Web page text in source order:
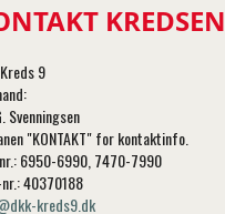
KREDSEN
9
Svenningsen
"KONTAKT" for kontaktinfo.
6950-6990, 7470-7990
nr.: 40370188
kreds9.dk